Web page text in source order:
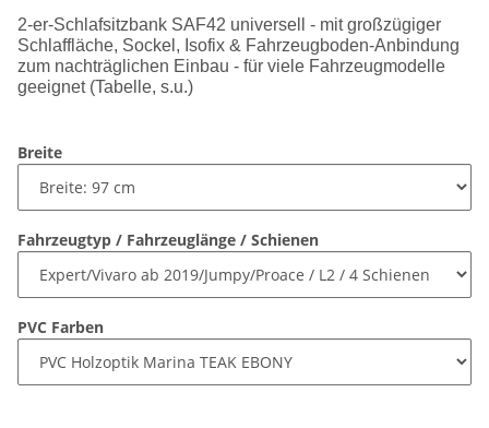
2-er-Schlafsitzbank SAF42 universell - mit großzügiger
Schlaffläche, Sockel, Isofix & Fahrzeugboden-Anbindung
zum nachträglichen Einbau - für viele Fahrzeugmodelle
geeignet (Tabelle, s.u.)
Breite
Fahrzeugtyp / Fahrzeuglänge / Schienen
PVC Farben